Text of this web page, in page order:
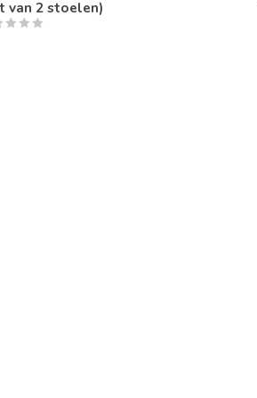
van 2 stoelen)